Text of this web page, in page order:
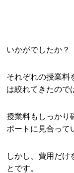
いかがでしたか？
それぞれの授業料
は絞れてきたので
授業料もしっかり
ポートに見合って
しかし、費用だけ
とです。